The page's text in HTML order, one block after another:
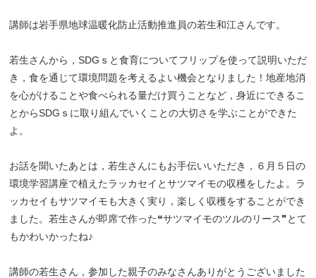
講師は岩手県地球温暖化防止活動推進員の若生和江さんです。
若生さんから，SDGｓと食育についてフリップを使って説明いただ
き，食を通じて環境問題を考えるよい機会となりました！地産地消
を心がけることや食べられる量だけ買うことなど，身近にできるこ
とからSDGｓに取り組んでいくことの大切さを学ぶことができた
よ。
お話を聞いたあとは，若生さんにもお手伝いいただき，６月５日の
環境学習講座で植えたラッカセイとサツマイモの収穫をしたよ。ラ
ッカセイもサツマイモも大きく実り，楽しく収穫をすることができ
ました。若生さんが即席で作った❝サツマイモのツルのリース❞とて
もかわいかったね♪
講師の若生さん，参加した親子のみなさんありがとうございました